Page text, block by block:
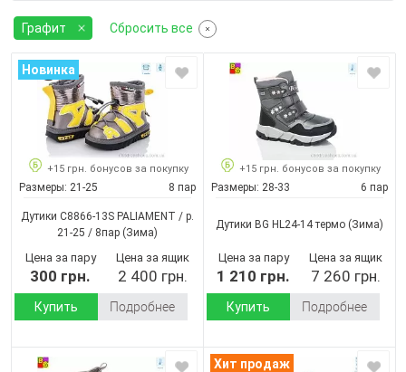
Графит Сбросить все
Новинка
+15 грн. бонусов за покупку
Размеры: 21-25 8 пар
Дутики C8866-13S PALIAMENT / p.
21-25 / 8пар (Зима)
Цена за пару
300 грн.
Цена за ящик
2 400 грн.
Купить Подробнее
+15 грн. бонусов за покупку
Размеры: 28-33 6 пар
Дутики BG HL24-14 термо (Зима)
Цена за пару
1 210 грн.
Цена за ящик
7 260 грн.
Купить Подробнее
Хит продаж